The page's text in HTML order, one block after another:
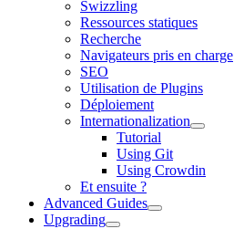
Swizzling
Ressources statiques
Recherche
Navigateurs pris en charge
SEO
Utilisation de Plugins
Déploiement
Internationalization
Tutorial
Using Git
Using Crowdin
Et ensuite ?
Advanced Guides
Upgrading